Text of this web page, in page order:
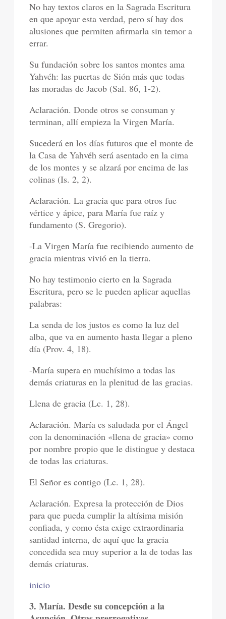
No hay textos claros en la Sagrada Escritura
en que apoyar esta verdad, pero sí hay dos
alusiones que permiten afirmarla sin temor a
errar.
Su fundación sobre los santos montes ama
Yahvéh: las puertas de Sión más que todas
las moradas de Jacob (Sal. 86, 1-2).
Aclaración. Donde otros se consuman y
terminan, allí empieza la Virgen María.
Sucederá en los días futuros que el monte de
la Casa de Yahvéh será asentado en la cima
de los montes y se alzará por encima de las
colinas (Is. 2, 2).
Aclaración. La gracia que para otros fue
vértice y ápice, para María fue raíz y
fundamento (S. Gregorio).
-La Virgen María fue recibiendo aumento de
gracia mientras vivió en la tierra.
No hay testimonio cierto en la Sagrada
Escritura, pero se le pueden aplicar aquellas
palabras:
La senda de los justos es como la luz del
alba, que va en aumento hasta llegar a pleno
día (Prov. 4, 18).
-María supera en muchísimo a todas las
demás criaturas en la plenitud de las gracias.
Llena de gracia (Lc. 1, 28).
Aclaración. María es saludada por el Ángel
con la denominación «llena de gracia» como
por nombre propio que le distingue y destaca
de todas las criaturas.
El Señor es contigo (Lc. 1, 28).
Aclaración. Expresa la protección de Dios
para que pueda cumplir la altísima misión
confiada, y como ésta exige extraordinaria
santidad interna, de aquí que la gracia
concedida sea muy superior a la de todas las
demás criaturas.
inicio
3. María. Desde su concepción a la